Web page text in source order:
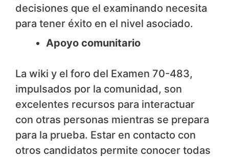
decisiones que el examinando necesita
para tener éxito en el nivel asociado.
Apoyo comunitario
La wiki y el foro del Examen 70-483,
impulsados por la comunidad, son
excelentes recursos para interactuar
con otras personas mientras se prepara
para la prueba. Estar en contacto con
otros candidatos permite conocer todas